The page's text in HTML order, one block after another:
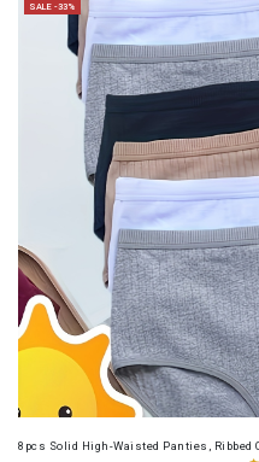
SALE -33%
8pcs Solid High-Waisted Panties, Ribbed